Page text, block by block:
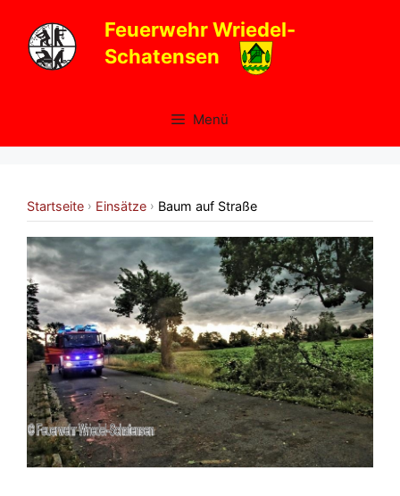
Inhalt
springen
Feuerwehr Wriedel-
Schatensen
Menü
Startseite › Einsätze › Baum auf Straße